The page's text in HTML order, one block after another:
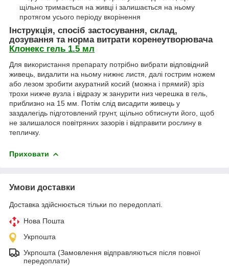
щільно тримається на живці і залишається на ньому
протягом усього періоду вкорінення
Інструкція, спосіб застосування, склад,
дозування та норма витрати коренеутворювача
Клонекс гель 1.5 мл
Для використання препарату потрібно вибрати відповідний
живець, видалити на ньому нижнє листя, далі гострим ножем
або лезом зробити акуратний косий (можна і прямий) зріз
трохи нижче вузла і відразу ж занурити низ черешка в гель,
приблизно на 15 мм. Потім слід висадити живець у
заздалегідь підготовлений грунт, щільно обтиснути його, щоб
не залишалося повітряних зазорів і відправити рослину в
тепличку.
Приховати
Умови доставки
Доставка здійснюється тільки по передоплаті.
Нова Пошта
Укрпошта
Укрпошта (Замовлення відправляються після повної
передоплати)